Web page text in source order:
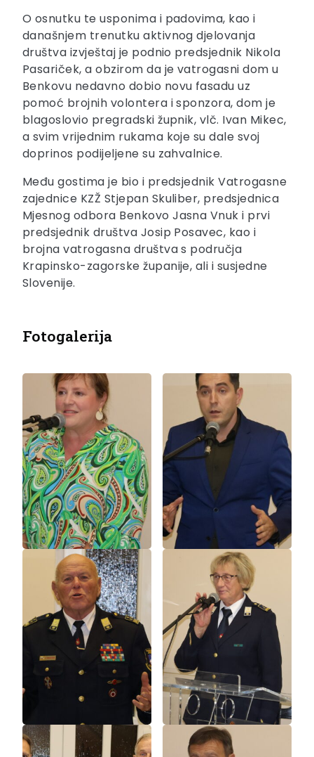
O osnutku te usponima i padovima, kao i
današnjem trenutku aktivnog djelovanja
društva izvještaj je podnio predsjednik Nikola
Pasariček, a obzirom da je vatrogasni dom u
Benkovu nedavno dobio novu fasadu uz
pomoć brojnih volontera i sponzora, dom je
blagoslovio pregradski župnik, vlč. Ivan Mikec,
a svim vrijednim rukama koje su dale svoj
doprinos podijeljene su zahvalnice.
Među gostima je bio i predsjednik Vatrogasne
zajednice KZŽ Stjepan Skuliber, predsjednica
Mjesnog odbora Benkovo Jasna Vnuk i prvi
predsjednik društva Josip Posavec, kao i
brojna vatrogasna društva s područja
Krapinsko-zagorske županije, ali i susjedne
Slovenije.
Fotogalerija